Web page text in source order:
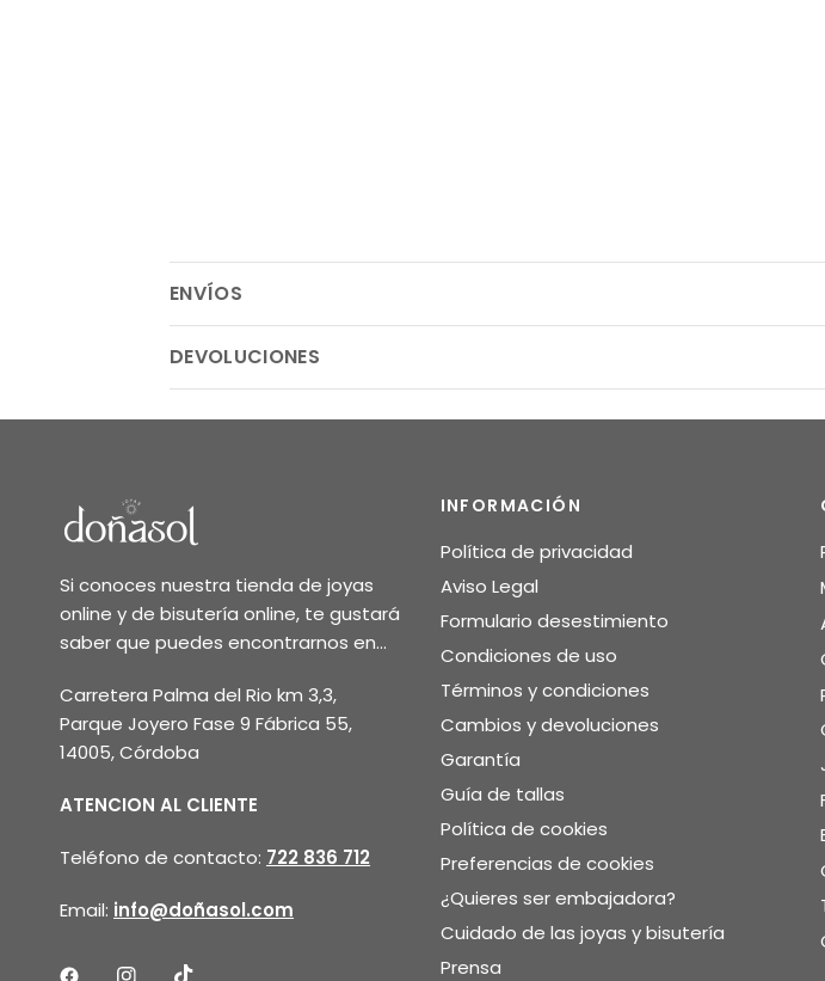
ENVÍOS
DEVOLUCIONES
Si conoces nuestra tienda de joyas
online y de bisutería online, te gustará
saber que puedes encontrarnos en...
Carretera Palma del Rio km 3,3,
Parque Joyero Fase 9 Fábrica 55,
14005, Córdoba
ATENCION AL CLIENTE
Teléfono de contacto: 722 836 712
Email: info@doñasol.com
INFORMACIÓN
Política de privacidad
Aviso Legal
Formulario desestimiento
Condiciones de uso
Términos y condiciones
Cambios y devoluciones
Garantía
Guía de tallas
Política de cookies
Preferencias de cookies
¿Quieres ser embajadora?
Cuidado de las joyas y bisutería
Prensa